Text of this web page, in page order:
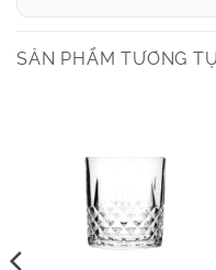
SẢN PHẨM TƯƠNG